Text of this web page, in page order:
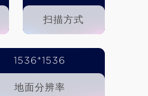
扫描方式
1536*1536
地面分辨率